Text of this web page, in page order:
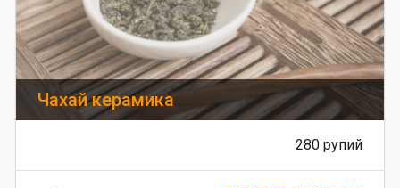
Чахай керамика
280 рупий